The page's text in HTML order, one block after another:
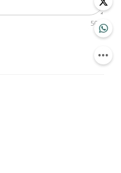
500